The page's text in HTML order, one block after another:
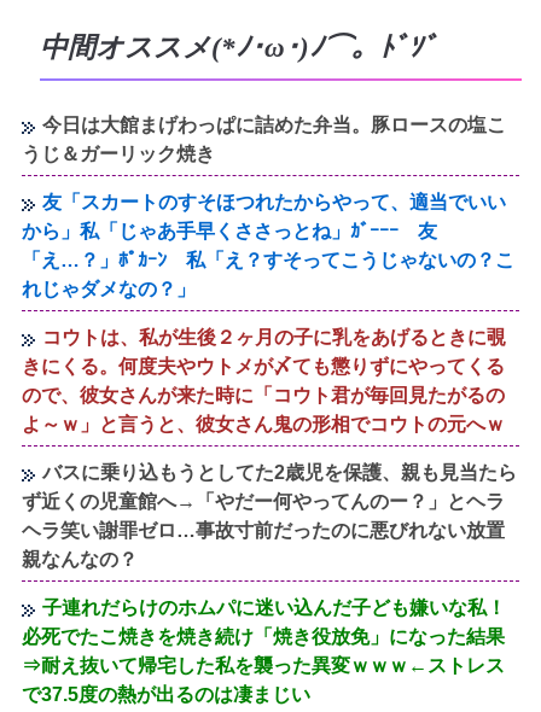
中間オススメ(*ﾉ･ω･)ﾉ⌒。ﾄﾞｿﾞ
今日は大館まげわっぱに詰めた弁当。豚ロースの塩こ
うじ＆ガーリック焼き
友「スカートのすそほつれたからやって、適当でいい
から」私「じゃあ手早くささっとね」ｶﾞｰｰｰ 友
「え…？」ﾎﾟｶｰﾝ 私「え？すそってこうじゃないの？こ
れじゃダメなの？」
コウトは、私が生後２ヶ月の子に乳をあげるときに覗
きにくる。何度夫やウトメが〆ても懲りずにやってくる
ので、彼女さんが来た時に「コウト君が毎回見たがるの
よ～ｗ」と言うと、彼女さん鬼の形相でコウトの元へｗ
バスに乗り込もうとしてた2歳児を保護、親も見当たら
ず近くの児童館へ→「やだー何やってんのー？」とヘラ
ヘラ笑い謝罪ゼロ…事故寸前だったのに悪びれない放置
親なんなの？
子連れだらけのホムパに迷い込んだ子ども嫌いな私！
必死でたこ焼きを焼き続け「焼き役放免」になった結果
⇒耐え抜いて帰宅した私を襲った異変ｗｗｗ←ストレス
で37.5度の熱が出るのは凄まじい